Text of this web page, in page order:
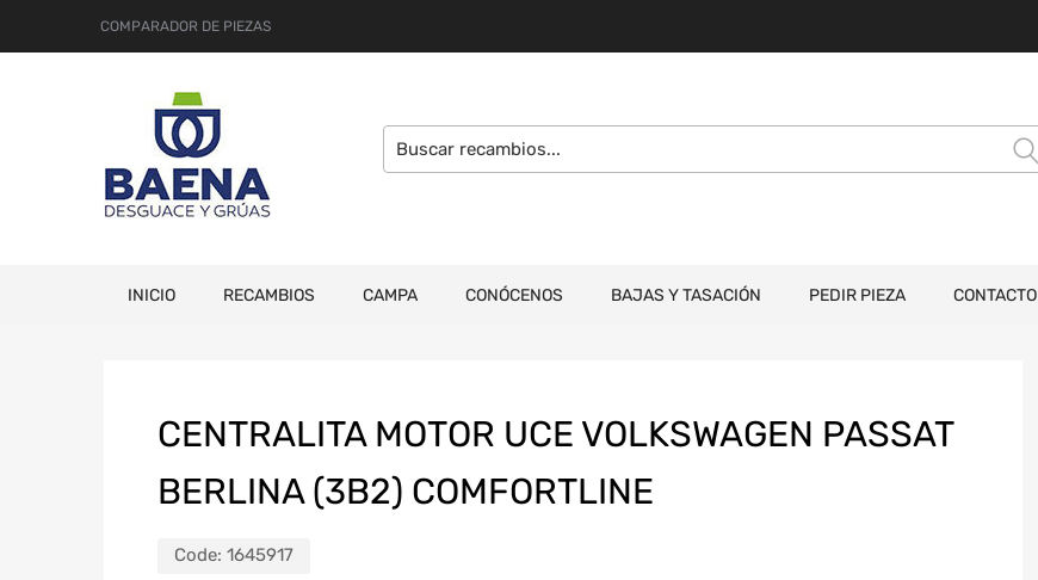
COMPARADOR DE PIEZAS
INICIO RECAMBIOS CAMPA CONÓCENOS BAJAS Y TASACIÓN PEDIR PIEZA CONTACTO
CENTRALITA MOTOR UCE VOLKSWAGEN PASSAT
BERLINA (3B2) COMFORTLINE
Code: 1645917